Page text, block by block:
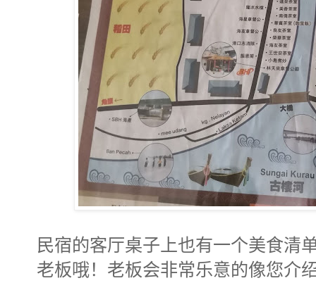
民宿的客厅桌子上也有一个美食清
老板哦！老板会非常乐意的像您介